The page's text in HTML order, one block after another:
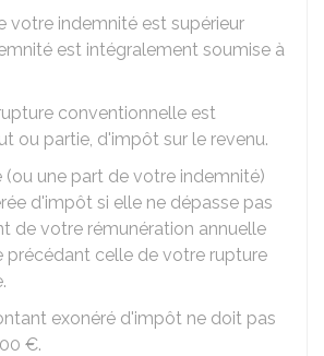
votre indemnité est supérieur
est intégralement soumise à
conventionnelle est
ou partie, d'impôt sur le revenu.
(ou une part de votre indemnité)
d'impôt si elle ne dépasse pas
de votre rémunération annuelle
précédant celle de votre rupture
exonéré d'impôt ne doit pas
€.